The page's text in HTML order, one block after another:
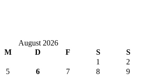
August 2026
M D F S S
1
2
5 6 7 8
9